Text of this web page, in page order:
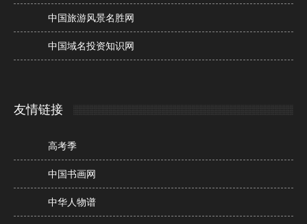
中国旅游风景名胜网
中国域名投资知识网
友情链接
高考季
中国书画网
中华人物谱